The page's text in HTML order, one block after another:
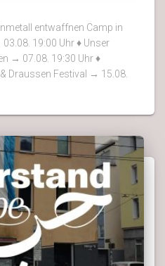
entwaffnen Camp in
19:00 Uhr ♦ Unser
→ 07.08. 19:30 Uhr ♦
Draussen Festival → 15.08.